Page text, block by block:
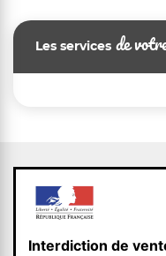
Les services de
Interdiction de